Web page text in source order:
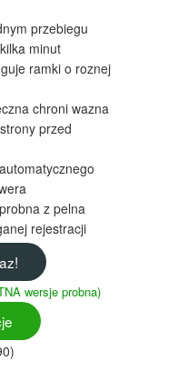
przebiegu
minut
ramki o roznej
chroni wazna
przed
z pelna
rejestracji
wersje probna)